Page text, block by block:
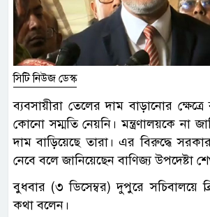
সিটি নিউজ ডেস্ক
ব্যবসায়ীরা তেলের দাম বাড়ানোর ক্ষেত্রে
কোনো সম্মতি নেয়নি। মন্ত্রণালয়কে না
দাম বাড়িয়েছে তারা। এর বিরুদ্ধে
নেবে বলে জানিয়েছেন বাণিজ্য উপদেষ্টা
বুধবার (৩ ডিসেম্বর) দুপুরে সচিবালয়ে
কথা বলেন।